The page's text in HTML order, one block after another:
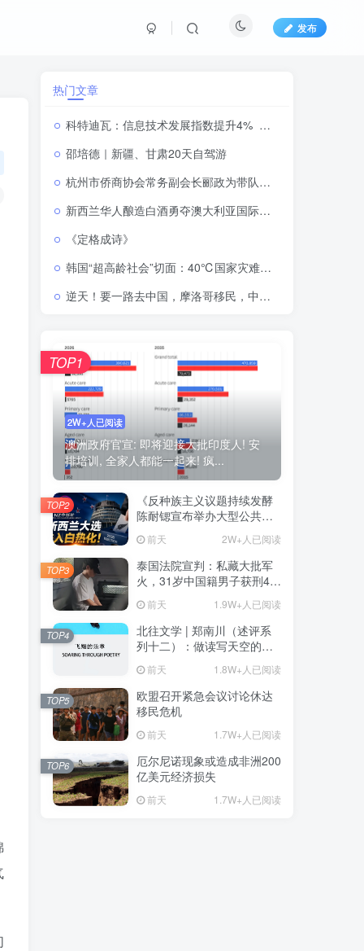
发布
热门文章
科特迪瓦：信息技术发展指数提升4% 远超非洲平均分
邵培德｜新疆、甘肃20天自驾游
杭州市侨商协会常务副会长郦政为带队赴湖北恩施市考察，续写合作发展新篇章
新西兰华人酿造白酒勇夺澳大利亚国际酒水大奖赛金奖一一连续三年获奖，实现铜奖、银奖到金奖的历史性跨越
《定格成诗》
韩国“超高龄社会”切面：40℃国家灾难状态下，2400名首尔老人还在巷子里收废纸
逆天！要一路去中国，摩洛哥移民，中国放大招：新规落地根治三非顽疾
2W+人已阅读
澳洲政府官宣: 即将迎接大批印度人! 安
排培训, 全家人都能一起来! 疯...
TOP1
《反种族主义议题持续发酵
陈耐锶宣布举办大型公共会
席》——新西兰大选进入白
热化阶段 种族关系与对华政
策再成选战焦点
前天 2W+人已阅读
TOP2
泰国法院宣判：私藏大批军
火，31岁中国籍男子获刑46
前天 1.9W+人已阅读
TOP3
北往文学 | 郑南川（述评系
列十二）：做读写天空的诗
章》）（附：心漫述评）
前天 1.8W+人已阅读
TOP4
欧盟召开紧急会议讨论休达
移民危机
前天 1.7W+人已阅读
TOP5
厄尔尼诺现象或造成非洲200
亿美元经济损失
前天 1.7W+人已阅读
TOP6